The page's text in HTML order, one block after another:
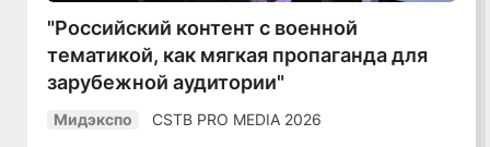
"Российский контент с военной
тематикой, как мягкая пропаганда для
зарубежной аудитории"
Мидэкспо CSTB PRO MEDIA 2026